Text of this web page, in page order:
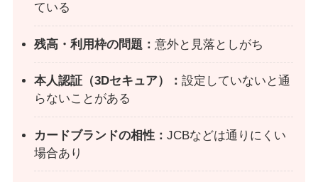
ている
残高・利用枠の問題： 意外と見落としがち
本人認証（3Dセキュア）： 設定していないと通
らないことがある
カードブランドの相性： JCBなどは通りにくい
場合あり